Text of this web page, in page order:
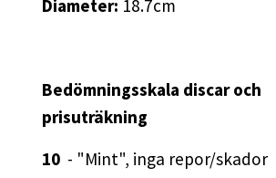
Diameter: 18.7cm
Bedömningsskala discar och
prisuträkning
10 - "Mint", inga repor/skador